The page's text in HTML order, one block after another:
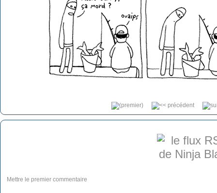
Mettre le premier commentaire